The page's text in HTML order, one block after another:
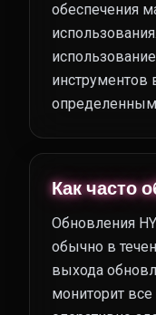
обеспечения
инструментов
Как часто
Обновления
обычно в
выхода
мониторит